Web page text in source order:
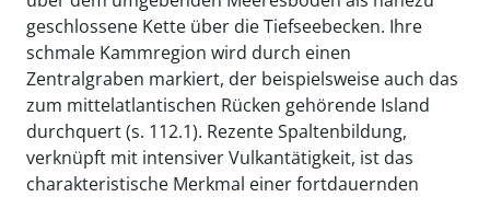
geschlossene Kette über die Tiefseebecken. Ihre
schmale Kammregion wird durch einen
Zentralgraben markiert, der beispielsweise auch das
zum mittelatlantischen Rücken gehörende Island
durchquert (s. 112.1). Rezente Spaltenbildung,
verknüpft mit intensiver Vulkantätigkeit, ist das
charakteristische Merkmal einer fortdauernden